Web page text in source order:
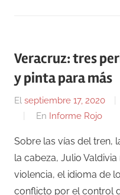
Veracruz: tres
y pinta para más
El septiembre 17, 2020
En Informe Rojo
Sobre las vías del tren,
la cabeza, Julio
violencia, el idioma de
conflicto por el control